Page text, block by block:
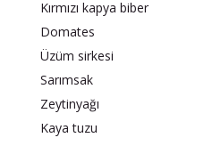
Kırmızı kapya biber
Domates
Üzüm sirkesi
Sarımsak
Zeytinyağı
Kaya tuzu